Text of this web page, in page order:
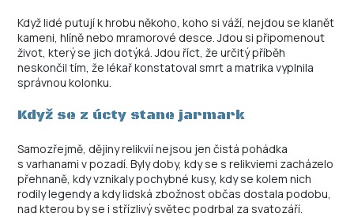
Když lidé putují k hrobu někoho, koho si váží, nejdou se klanět
kameni, hlíně nebo mramorové desce. Jdou si připomenout
život, který se jich dotýká. Jdou říct, že určitý příběh
neskončil tím, že lékař konstatoval smrt a matrika vyplnila
správnou kolonku.
Když se z úcty stane jarmark
Samozřejmě, dějiny relikvií nejsou jen čistá pohádka
s varhanami v pozadí. Byly doby, kdy se s relikviemi zacházelo
přehnaně, kdy vznikaly pochybné kusy, kdy se kolem nich
rodily legendy a kdy lidská zbožnost občas dostala podobu,
nad kterou by se i střízlivý světec podrbal za svatozáří.